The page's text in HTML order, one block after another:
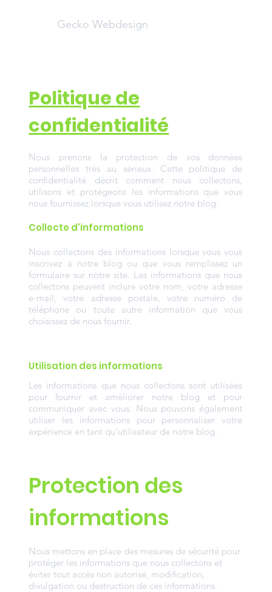
Gecko Webdesign
Politique de
confidentialité
Nous prenons la protection de vos données
personnelles très au sérieux. Cette politique de
confidentialité décrit comment nous collectons,
utilisons et protégeons les informations que vous
nous fournissez lorsque vous utilisez notre blog.
Collecte d'informations ​
Nous collectons des informations lorsque vous vous
inscrivez à notre blog ou que vous remplissez un
formulaire sur notre site. Les informations que nous
collectons peuvent inclure votre nom, votre adresse
e-mail, votre adresse postale, votre numéro de
téléphone ou toute autre information que vous
choisissez de nous fournir.
Utilisation des informations
Les informations que nous collectons sont utilisées
pour fournir et améliorer notre blog et pour
communiquer avec vous. Nous pouvons également
utiliser les informations pour personnaliser votre
expérience en tant qu'utilisateur de notre blog.
Protection des
informations
Nous mettons en place des mesures de sécurité pour
protéger les informations que nous collectons et
éviter tout accès non autorisé, modification,
divulgation ou destruction de ces informations.